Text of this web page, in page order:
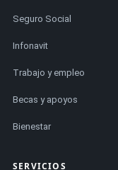
Seguro Social
Infonavit
Trabajo y empleo
Becas y apoyos
Bienestar
SERVICIOS